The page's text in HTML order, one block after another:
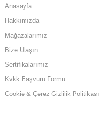
Anasayfa
Hakkımızda
Mağazalarımız
Bize Ulaşın
Sertifikalarımız
Kvkk Başvuru Formu
Cookie & Çerez Gizlilik Politikası